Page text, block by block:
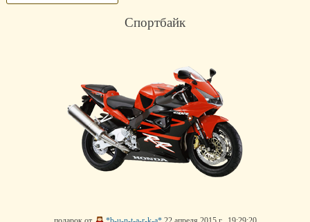
Спортбайк